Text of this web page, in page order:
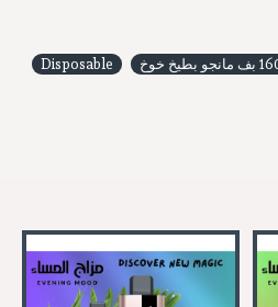
Disposable